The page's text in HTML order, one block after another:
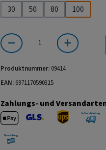
30
50 80 100
Produkt Anzahl: Gib den
Produktnummer: 09414
EAN: 6971170590315
Zahlungs- und